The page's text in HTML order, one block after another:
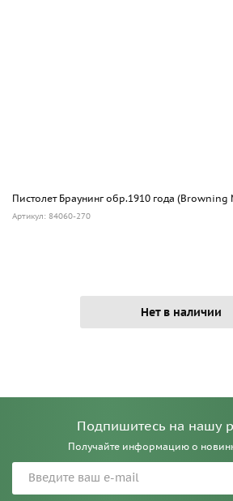
Пистолет Браунинг обр.1910 года (Browning
Артикул: 84060-270
Нет в наличии
Подпишитесь на нашу
Получайте информацию о